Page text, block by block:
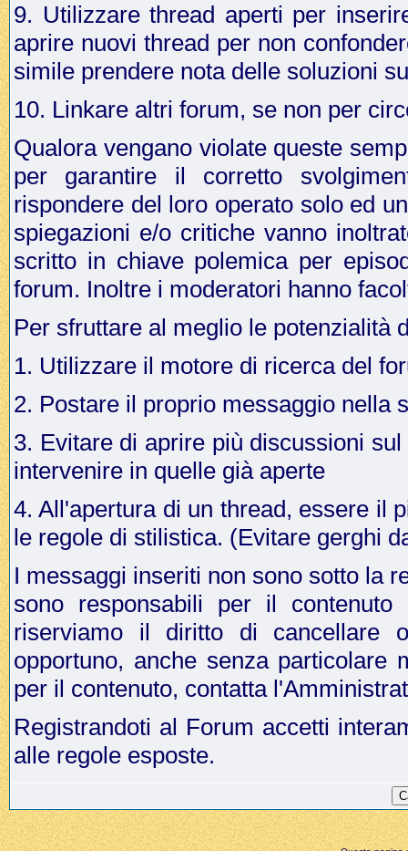
9. Utilizzare thread aperti per
aprire nuovi thread per non
simile prendere nota delle soluzioni
10. Linkare altri forum, se non per
Qualora vengano violate queste
per garantire il corretto
rispondere del loro operato solo ed
spiegazioni e/o critiche vanno
scritto in chiave polemica per
forum. Inoltre i moderatori hanno
Per sfruttare al meglio le potenzialità
1. Utilizzare il motore di ricerca del
2. Postare il proprio messaggio nella
3. Evitare di aprire più discussioni
intervenire in quelle già aperte
4. All'apertura di un thread, essere il
le regole di stilistica. (Evitare gerghi
I messaggi inseriti non sono sotto la
sono responsabili per il
riserviamo il diritto di cancellare
opportuno, anche senza particolare
per il contenuto, contatta
Registrandoti al Forum accetti
alle regole esposte.